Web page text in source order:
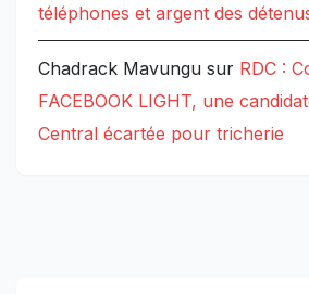
téléphones et argent des
Chadrack Mavungu sur RDC :
FACEBOOK LIGHT, une
Central écartée pour tricherie